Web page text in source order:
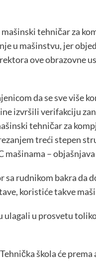
tehničar za
u mašinstvu, jer
ove obrazovne
da se sve više
izvršili verifakciju
tehničar za
treći stepen
–
rudnikom bakra da
koristiće takve
u prosvetu
škola će